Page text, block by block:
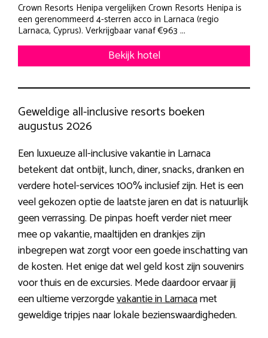
Crown Resorts Henipa vergelijken Crown Resorts Henipa is
een gerenommeerd 4-sterren acco in Larnaca (regio
Larnaca, Cyprus). Verkrijgbaar vanaf €963 ...
Bekijk hotel
Geweldige all-inclusive resorts boeken
augustus 2026
Een luxueuze all-inclusive vakantie in Larnaca
betekent dat ontbijt, lunch, diner, snacks, dranken en
verdere hotel-services 100% inclusief zijn. Het is een
veel gekozen optie de laatste jaren en dat is natuurlijk
geen verrassing. De pinpas hoeft verder niet meer
mee op vakantie, maaltijden en drankjes zijn
inbegrepen wat zorgt voor een goede inschatting van
de kosten. Het enige dat wel geld kost zijn souvenirs
voor thuis en de excursies. Mede daardoor ervaar jij
een ultieme verzorgdevakantie in Larnacamet
geweldige tripjes naar lokale bezienswaardigheden.